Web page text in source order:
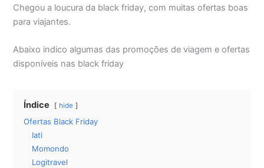
Chegou a loucura da black friday, com muitas ofertas boas
para viajantes.
Abaixo indico algumas das promoções de viagem e ofertas
disponíveis nas black friday
Índice hide
Ofertas Black Friday
Iati
Momondo
Logitravel